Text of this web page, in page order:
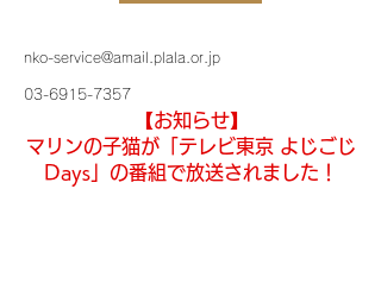
nko-service@amail.plala.or.jp
03-6915-7357
【お知らせ】
マリンの子猫が「テレビ東京 よじごじ
Days」の番組で放送されました！